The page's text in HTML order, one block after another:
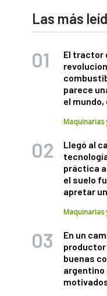
Las más
El tractor
parece
el
Maquinarias
Llegó al
práctica
el suelo
apretar
Maquinarias
En un
buenas
argentino